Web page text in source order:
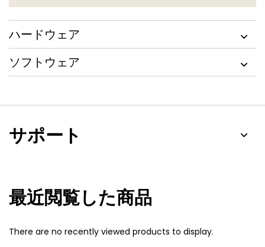
ハードウェア
ソフトウェア
サポート
最近閲覧した商品
There are no recently viewed products to display.